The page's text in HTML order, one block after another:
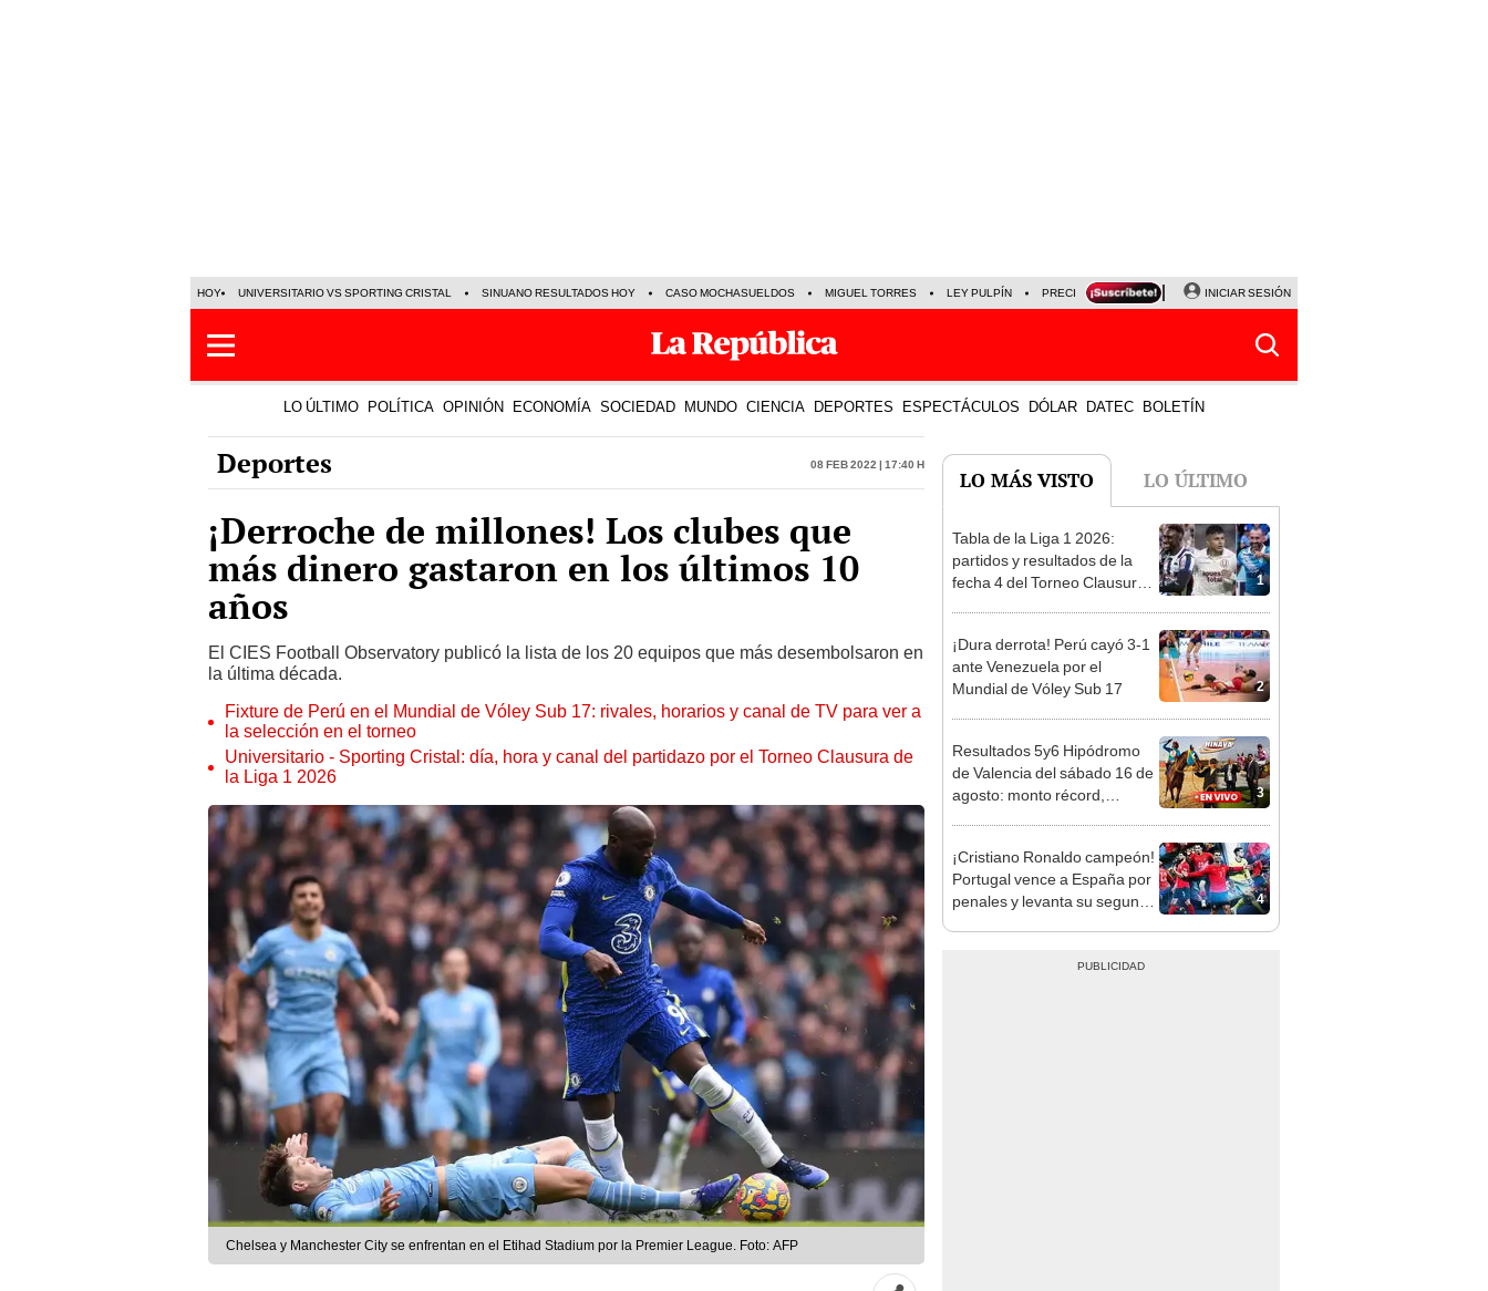
HOY UNIVERSITARIO VS SPORTING CRISTAL SINUANO RESULTADOS HOY CASO MOCHASUELDOS MIGUEL TORRES LEY PULPÍN PRECIO DEL DÓLAR CORTE DE LUZ VIERNES 7 DE AGOSTO
INICIAR SESIÓN
LO ÚLTIMO POLÍTICA OPINIÓN ECONOMÍA SOCIEDAD MUNDO CIENCIA DEPORTES ESPECTÁCULOS DÓLAR DATEC BOLETÍN
Deportes 08 Feb 2022 | 17:40 h
¡Derroche de millones! Los clubes que
más dinero gastaron en los últimos 10
años
El CIES Football Observatory publicó la lista de los 20 equipos que más desembolsaron en
la última década.
Fixture de Perú en el Mundial de Vóley Sub 17: rivales, horarios y canal de TV para ver a
la selección en el torneo
Universitario - Sporting Cristal: día, hora y canal del partidazo por el Torneo Clausura de
la Liga 1 2026
Chelsea y Manchester City se enfrentan en el Etihad Stadium por la Premier League. Foto: AFP
LO MÁS VISTO LO ÚLTIMO
1
Tabla de la Liga 1 2026:
partidos y resultados de la
fecha 4 del Torneo Clausura y
2
¡Dura derrota! Perú cayó 3-1
ante Venezuela por el
Mundial de Vóley Sub 17
3
Resultados 5y6 Hipódromo
de Valencia del sábado 16 de
agosto: monto récord,
Hinava
4
¡Cristiano Ronaldo campeón!
Portugal vence a España por
penales y levanta su segunda